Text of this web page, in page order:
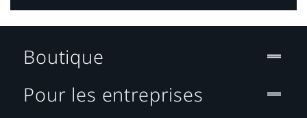
Boutique
Pour les entreprises